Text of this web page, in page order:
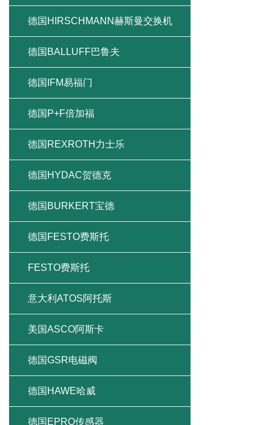
德国HIRSCHMANN赫斯曼交换机
德国BALLUFF巴鲁夫
德国IFM易福门
德国P+F倍加福
德国REXROTH力士乐
德国HYDAC贺德克
德国BURKERT宝德
德国FESTO费斯托
FESTO费斯托
意大利ATOS阿托斯
美国ASCO阿斯卡
德国GSR电磁阀
德国HAWE哈威
德国EPRO传感器